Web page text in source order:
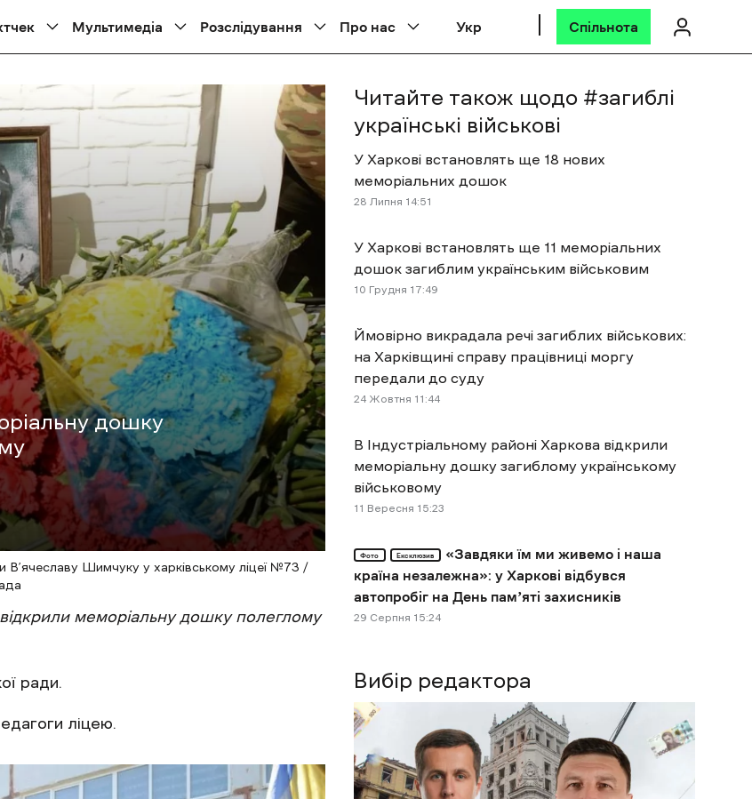
Мультимедіа Розслідування Про нас Укр Спільнота
дошку
В’ячеславу Шимчуку у харківському ліцеї №73 /
меморіальну дошку полеглому
ради.
ліцею.
Вибір редактора
Читайте також щодо #загиблі
українські військові
У Харкові встановлять ще 18 нових
меморіальних дошок
28 Липня 14:51
У Харкові встановлять ще 11 меморіальних
дошок загиблим українським військовим
10 Грудня 17:49
Ймовірно викрадала речі загиблих військових:
на Харківщині справу працівниці моргу
передали до суду
24 Жовтня 11:44
В Індустріальному районі Харкова відкрили
меморіальну дошку загиблому українському
військовому
11 Вересня 15:23
Фото Ексклюзив
«Завдяки їм ми живемо і наша
країна незалежна»: у Харкові відбувся
автопробіг на День памʼяті захисників
29 Cерпня 15:24